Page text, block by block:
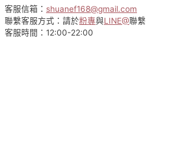
頁
面
客服信箱： shuanef168@gmail.com
聯繫客服方式：請於粉專與LINE@聯繫
客服時間：12:00-22:00